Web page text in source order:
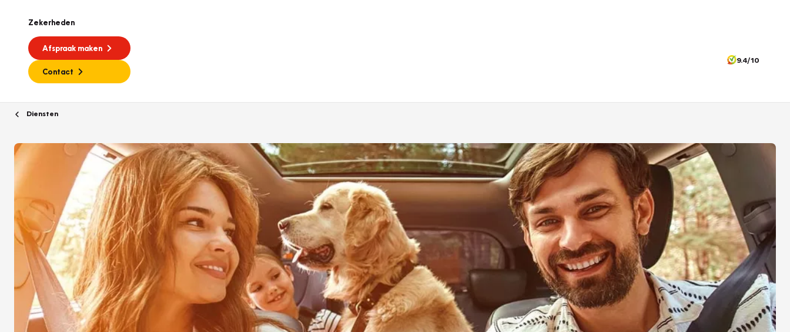
Zekerheden
Afspraak maken
Contact
9.4/10
Diensten